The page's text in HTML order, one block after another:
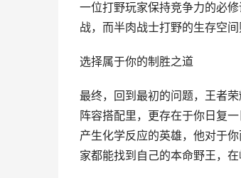
一位打野玩家保持竞争力的必
战，而半肉战士打野的生存空
选择属于你的制胜之道
最终，回到最初的问题，王者
阵容搭配里，更存在于你日复
产生化学反应的英雄，他对于
家都能找到自己的本命野王，